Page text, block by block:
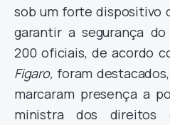
sob um forte dispositivo
garantir a segurança
200 oficiais, de acordo
Figaro, foram
marcaram presença a
ministra dos direitos